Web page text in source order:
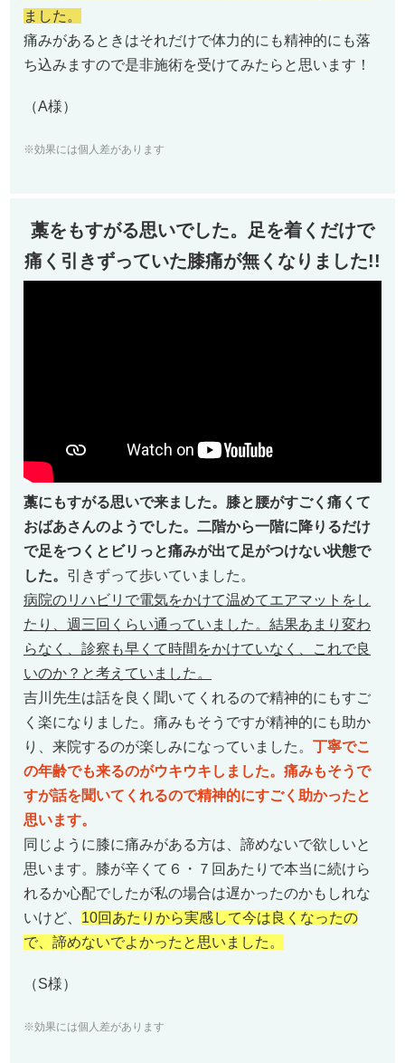
ました。
痛みがあるときはそれだけで体力的にも精神的にも落
ち込みますので是非施術を受けてみたらと思います！
（A様）
※効果には個人差があります
藁をもすがる思いでした。足を着くだけで
痛く 引きずっていた膝痛が無くなりました!!
藁にもすがる思いで来ました。膝と腰がすごく痛くて
おばあさんのようでした。二階から一階に降りるだけ
で足をつくとビリっと痛みが出て足がつけない状態で
した。 引きずって歩いていました。
病院のリハビリで電気をかけて温めてエアマットをし
たり、週三回くらい通っていました。結果あまり変わ
らなく、診察も早くて時間をかけていなく、これで良
いのか？と考えていました。
吉川先生は話を良く聞いてくれるので精神的にもすご
く楽になりました。痛みもそうですが精神的にも助か
り、来院するのが楽しみになっていました。 丁寧でこ
の年齢でも来るのがウキウキしました。痛みもそうで
すが話を聞いてくれるので精神的にすごく助かったと
思います。
同じように膝に痛みがある方は、諦めないで欲しいと
思います。膝が辛くて６・７回あたりで本当に続けら
れるか心配でしたが私の場合は遅かったのかもしれな
いけど、 10回あたりから実感して今は良くなったの
で、諦めないでよかったと思いました。
（S様）
※効果には個人差があります